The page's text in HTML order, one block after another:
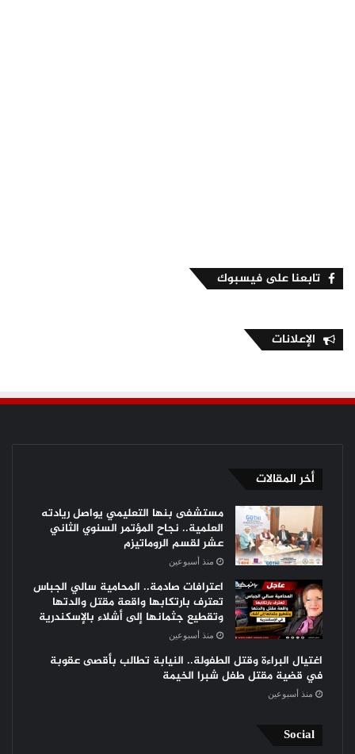
تابعنا على فيسبوك
الإعلانات
أخر المقالات
مستشفى بنها التعليمي يواصل ريادته
العلمية.. نجاح المؤتمر السنوي الثاني
عشر لقسم الروماتيزم
منذ أسبوعين
اعترافات صادمة.. المحامية سالي الجباس
تعترف بارتكابها واقعة مقتل والدتها
وتقطيع جثمانها إلى أشلاء بالإسكندرية
منذ أسبوعين
اغتيال البراءة وقتل الطفولة.. النيابة تطالب بأقصى عقوبة
في قضية مقتل طفل شبرا الخيمة
منذ أسبوعين
Social